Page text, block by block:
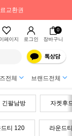
교환권
페이지 로그인
0
장바구니
전체 브랜드전체
긴팔남방 자켓후
드티 120 라운드